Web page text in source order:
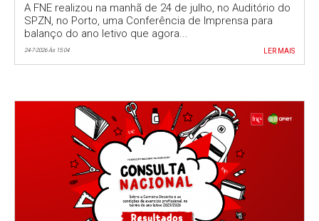
A FNE realizou na manhã de 24 de julho, no Auditório do
SPZN, no Porto, uma Conferência de Imprensa para
balanço do ano letivo que agora...
24-7-2026 Às 15:04 LER MAIS